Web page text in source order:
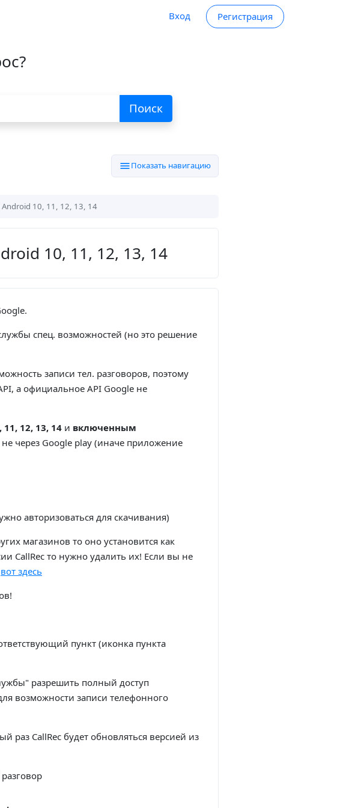
Вход Регистрация
Поиск
menuПоказать навигацию
10, 11, 12, 13, 14
10, 11, 12, 13, 14
спец. возможностей (но это решение
записи тел. разговоров, поэтому
а официальное API Google не
12, 13, 14 и включенным
через Google play (иначе приложение
авторизоваться для скачивания)
магазинов то оно установится как
CallRec то нужно удалить их! Если вы не
вот здесь
пункт (иконка пункта
разрешить полный доступ
возможности записи телефонного
раз CallRec будет обновляться версией из